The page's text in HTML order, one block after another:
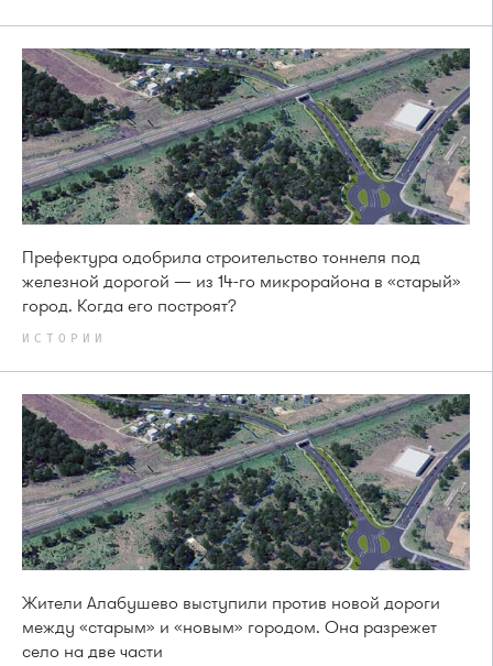
Префектура одобрила строительство тоннеля под
железной дорогой — из 14-го микрорайона в «старый»
город. Когда его построят?
ИСТОРИИ
Жители Алабушево выступили против новой дороги
между «старым» и «новым» городом. Она разрежет
село на две части